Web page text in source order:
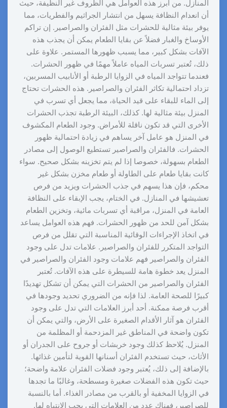
المنازل. من أبرز هذه العوامل هي الظروف غير النظيفة، حيث
أن انعدام النظافة يسهل من انتشار الجراثيم والفطريات، مما
يوفر بيئة مثالية للحشرات مثل الفئران والصراصير. إن تراكم
الأوساخ والغبار فضلاً عن بقايا الطعام يمكن أن يجذب هذه
الآفات بشكل كبير، مما يسبب ظهورها المستمر. علاوة على
ذلك، تُعتبر تسربات المياه عاملاً مهمًا في ظهور الحشرات.
فعندما تتواجد المياه في الزوايا الرطبة أو الأنابيب المسربين،
تزداد احتمالية تكاثر الفئران والصراصير. هذه الحشرات تحتاج
إلى الماء للبقاء على قيد الحياة، مما يجعل أي تسرب في
المنزل بيئة مثالية لها. كذلك، البيئة الرطبة تجذب الحشرات
الأخرى التي قد تكون ناقلة للأمراض. وجود الطعام المكشوف
في المنزل هو عامل آخر يساهم في زيادة احتمالية ظهور
الحشرات. فالفئران والصراصير تستطيع الوصول إلى مصادر
الطعام بسهولة، خصوصا إذا لم يتم تخزينه بشكل صحيح. سواء
كانت بقايا طعام على الطاولة أو طعام مخزن بشكل غير
محكم، فإن هذا يسهم في جذب الحشرات ويزيد من فرص
تعشيشها في المنازل. في الختام، يجب الإبقاء على النظافة
العامة في المنزل، مراقبة أي تسربات مائية، وتخزين الطعام
بشكل آمن للحد من ظهور الحشرات. فهم هذه العوامل يساعد
في اتخاذ الإجراءات الوقائية المناسبة التي تقلل من فرص
التواجد المتكرر للفئران والصراصير. علامات تدل على وجود
الفئران والصراصير فهم علامات وجود الفئران والصراصير في
المنزل يعد خطوة هامة للسيطرة على هذه الآفات. تُعتبر
الفئران والصراصير من الحشرات التي يمكن أن تشكل تهديدًا
كبيرًا للصحة العامة. لذا فإنه من الضروري تحديد وجودها في
أقرب فرصة ممكنة. أحد أبرز العلامات التي تدل على وجود
الفئران هو آثار الأقدام الصغيرة على الأرض، والتي يمكن أن
تكون واضحة في المناطق غير المزدحمة أو المظلمة من
المنزل. يُلاحظ كذلك وجود خربشات أو جروح على الجدران أو
الأثاث، حيث تستخدم الفئران أسنانها القوية لتأمين غذائها.
بالإضافة إلى ذلك، يُعتبر وجود فضلات الفئران علامة واضحة؛
حيث تكون هذه الفضلات صغيرة ومسطحة، وغالبًا ما تجدها
في الزوايا المخفية أو بالقرب من مصادر الغذاء. أما بالنسبة
للصراصير، فهناك عدد من العلامات التي يجب الانتباه لها.